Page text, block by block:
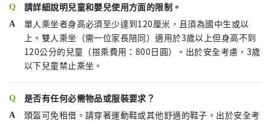
請詳細說明兒童和嬰兒使用方面的限制。
單人乘坐者身高必須至少達到120厘米，且須為國中生或以
上。雙人乘坐（需一位家長陪同）適用於3歲以上但身高不到
120公分的兒童（搭乘費用：800日圓）。出於安全考慮，3歲
以下兒童禁止乘坐。
是否有任何必需物品或服裝要求？
頭盔可免租借。請穿著運動鞋或其他舒適的鞋子。出於安全考